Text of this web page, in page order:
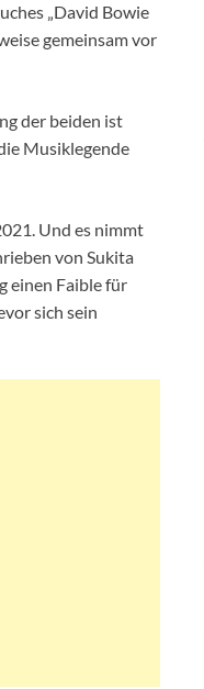
„David Bowie
gemeinsam vor
der beiden ist
Musiklegende
Und es nimmt
von Sukita
einen Faible für
sich sein